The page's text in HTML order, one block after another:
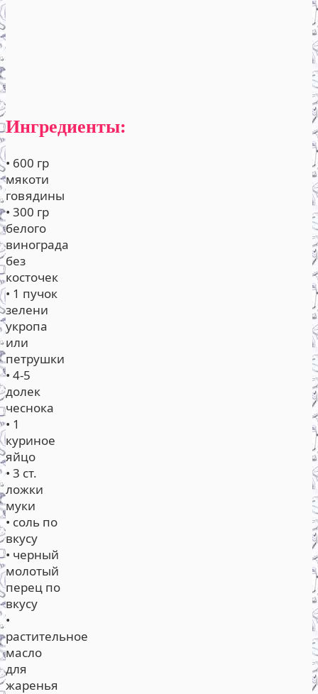
Ингредиенты:
• 600 гр
мякоти
говядины
• 300 гр
белого
винограда
без
косточек
• 1 пучок
зелени
укропа
или
петрушки
• 4-5
долек
чеснока
• 1
куриное
яйцо
• 3 ст.
ложки
муки
• соль по
вкусу
• черный
молотый
перец по
вкусу
•
растительное
масло
для
жаренья